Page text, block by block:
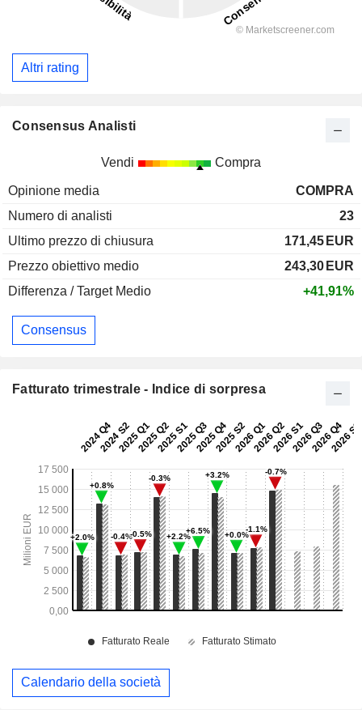
Altri rating
Consensus Analisti
Vendi Compra
Opinione media
COMPRA
Numero di analisti
23
Ultimo prezzo di chiusura
171,45 EUR
Prezzo obiettivo medio
243,30 EUR
Differenza / Target Medio
+41,91%
Consensus
Fatturato trimestrale - Indice di sorpresa
Calendario della società